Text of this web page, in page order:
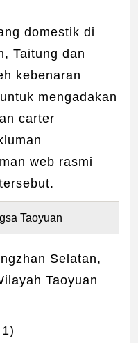
domestik di
Taitung dan
kebenaran
mengadakan
carter
web rasmi
Taoyuan
Selatan,
Taoyuan